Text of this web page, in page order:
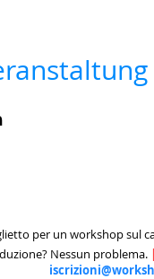
per un workshop sul
Nessun problema. |